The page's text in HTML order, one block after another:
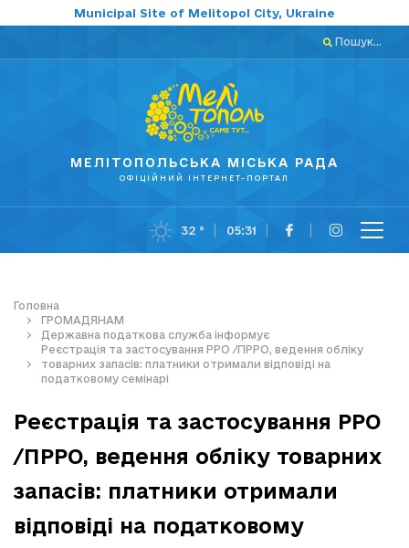
Municipal Site of Melitopol City, Ukraine
Пошук...
МЕЛІТОПОЛЬСЬКА МІСЬКА РАДА
ОФІЦІЙНИЙ ІНТЕРНЕТ-ПОРТАЛ
32 ° 05:31
Головна
ГРОМАДЯНАМ
Державна податкова служба інформує
Реєстрація та застосування РРО /ПРРО, ведення обліку
товарних запасів: платники отримали відповіді на
податковому семінарі
Реєстрація та застосування РРО
/ПРРО, ведення обліку товарних
запасів: платники отримали
відповіді на податковому